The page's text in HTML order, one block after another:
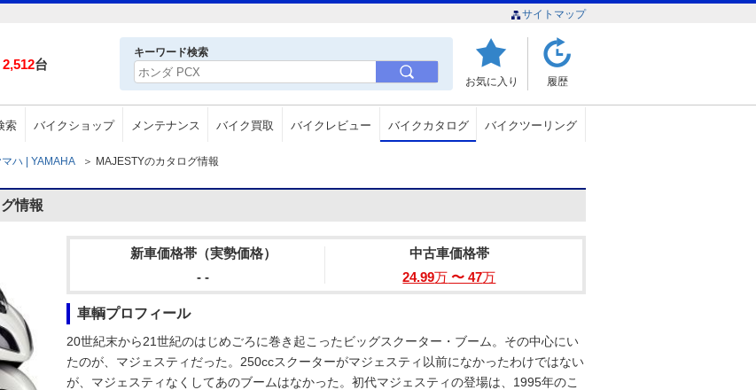
サイトマップ
2,512台
キーワード検索
お気に入り 履歴
索 バイクショップ メンテナンス バイク買取 バイクレビュー バイクカタログ バイクツーリング
マハ | YAMAHA ＞ MAJESTYのカタログ情報
情報
新車価格帯（実勢価格）
- -
中古車価格帯
24.99万 〜 47万
車輌プロフィール
20世紀末から21世紀のはじめごろに巻き起こったビッグスクーター・ブーム。その中心にい
たのが、マジェスティだった。250ccスクーターがマジェスティ以前になかったわけではない
が、マジェスティなくしてあのブームはなかった。初代マジェスティの登場は、1995年のこ